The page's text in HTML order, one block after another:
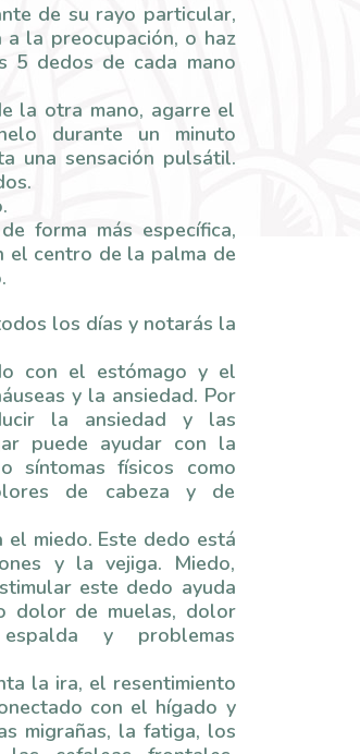
de su rayo particular,
la preocupación, o haz
5 dedos de cada mano
la otra mano, agarre el
durante un minuto
una sensación pulsátil.
forma más específica,
el centro de la palma de
los días y notarás la
con el estómago y el
y la ansiedad. Por
la ansiedad y las
puede ayudar con la
síntomas físicos como
de cabeza y de
miedo. Este dedo está
y la vejiga. Miedo,
este dedo ayuda
dolor de muelas, dolor
y problemas
la ira, el resentimiento
con el hígado y
migrañas, la fatiga, los